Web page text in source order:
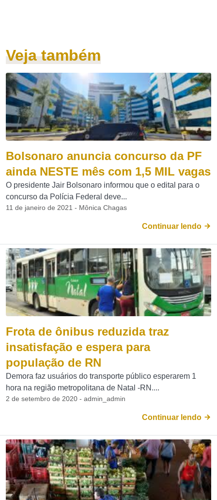
Veja também
Bolsonaro anuncia concurso da PF
ainda NESTE mês com 1,5 MIL vagas
O presidente Jair Bolsonaro informou que o edital para o
concurso da Polícia Federal deve...
11 de janeiro de 2021 - Mônica Chagas
Continuar lendo
Frota de ônibus reduzida traz
insatisfação e espera para
população de RN
Demora faz usuários do transporte público esperarem 1
hora na região metropolitana de Natal -RN....
2 de setembro de 2020 - admin_admin
Continuar lendo